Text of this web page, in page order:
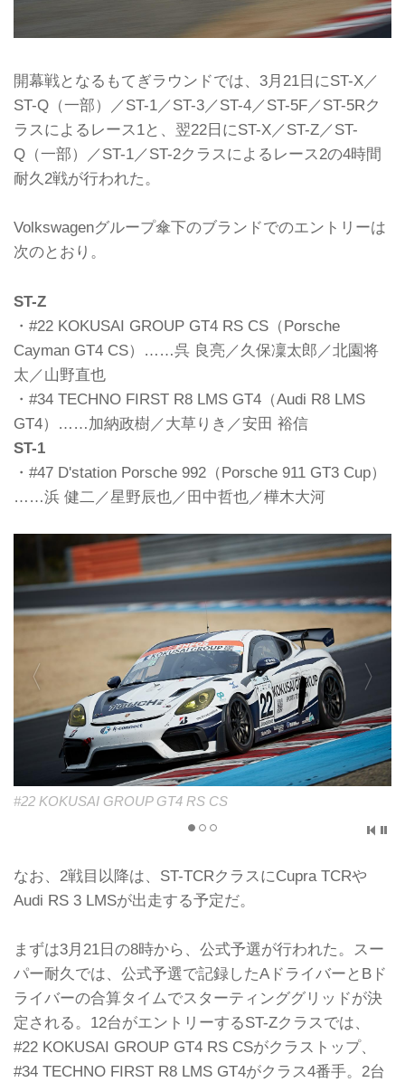
開幕戦となるもてぎラウンドでは、3月21日にST-X／
ST-Q（一部）／ST-1／ST-3／ST-4／ST-5F／ST-5Rク
ラスによるレース1と、翌22日にST-X／ST-Z／ST-
Q（一部）／ST-1／ST-2クラスによるレース2の4時間
耐久2戦が行われた。
Volkswagenグループ傘下のブランドでのエントリーは
次のとおり。
ST-Z
・#22 KOKUSAI GROUP GT4 RS CS（Porsche
Cayman GT4 CS）……呉 良亮／久保凜太郎／北園将
太／山野直也
・#34 TECHNO FIRST R8 LMS GT4（Audi R8 LMS
GT4）……加納政樹／大草りき／安田 裕信
ST-1
・#47 D'station Porsche 992（Porsche 911 GT3 Cup）
……浜 健二／星野辰也／田中哲也／樺木大河
#22 KOKUSAI GROUP GT4 RS CS
なお、2戦目以降は、ST-TCRクラスにCupra TCRや
Audi RS 3 LMSが出走する予定だ。
まずは3月21日の8時から、公式予選が行われた。スー
パー耐久では、公式予選で記録したAドライバーとBド
ライバーの合算タイムでスターティンググリッドが決
定される。12台がエントリーするST-Zクラスでは、
#22 KOKUSAI GROUP GT4 RS CSがクラストップ、
#34 TECHNO FIRST R8 LMS GT4がクラス4番手。2台